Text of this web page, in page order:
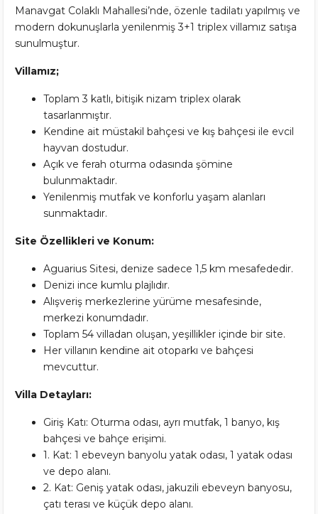
Manavgat Colaklı Mahallesi’nde, özenle tadilatı yapılmış ve
modern dokunuşlarla yenilenmiş 3+1 triplex villamız satışa
sunulmuştur.
Villamız;
Toplam 3 katlı, bitişik nizam triplex olarak
tasarlanmıştır.
Kendine ait müstakil bahçesi ve kış bahçesi ile evcil
hayvan dostudur.
Açık ve ferah oturma odasında şömine
bulunmaktadır.
Yenilenmiş mutfak ve konforlu yaşam alanları
sunmaktadır.
Site Özellikleri ve Konum:
Aguarius Sitesi, denize sadece 1,5 km mesafededir.
Denizi ince kumlu plajlıdır.
Alışveriş merkezlerine yürüme mesafesinde,
merkezi konumdadır.
Toplam 54 villadan oluşan, yeşillikler içinde bir site.
Her villanın kendine ait otoparkı ve bahçesi
mevcuttur.
Villa Detayları:
Giriş Katı: Oturma odası, ayrı mutfak, 1 banyo, kış
bahçesi ve bahçe erişimi.
1. Kat: 1 ebeveyn banyolu yatak odası, 1 yatak odası
ve depo alanı.
2. Kat: Geniş yatak odası, jakuzili ebeveyn banyosu,
çatı terası ve küçük depo alanı.